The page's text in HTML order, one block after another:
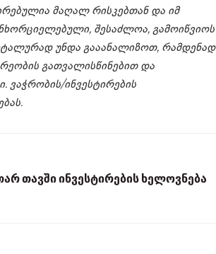
მაღალ რისკებთან და იმ
შესაძლოა, გამოიწვიოს
უნდა გააანალიზოთ, რამდენად
გათვალისწინებით და
ვაჭრობის/ინვესტირების
თავში ინვესტირების ხელოვნება